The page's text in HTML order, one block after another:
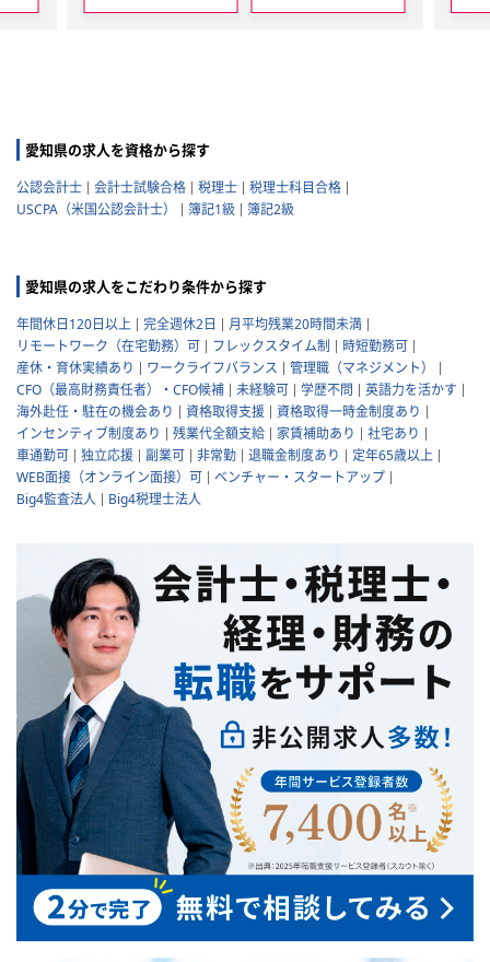
愛知県の求人を資格から探す
公認会計士 会計士試験合格 税理士
税理士科目合格
USCPA（米国公認会計士）
簿記1級 簿記2級
愛知県の求人をこだわり条件から探す
年間休日120日以上 完全週休2日
月平均残業20時間未満
リモートワーク（在宅勤務）可
フレックスタイム制
時短勤務可
産休・育休実績あり
ワークライフバランス
管理職（マネジメント）
CFO（最高財務責任者）・CFO候補
未経験可 学歴不問
英語力を活かす
海外赴任・駐在の機会あり
資格取得支援
資格取得一時金制度あり
インセンティブ制度あり
残業代全額支給 家賃補助あり
社宅あり
車通勤可
独立応援 副業可 非常勤 退職金制度あり
定年65歳以上
WEB面接（オンライン面接）可
ベンチャー・スタートアップ
Big4監査法人
Big4税理士法人